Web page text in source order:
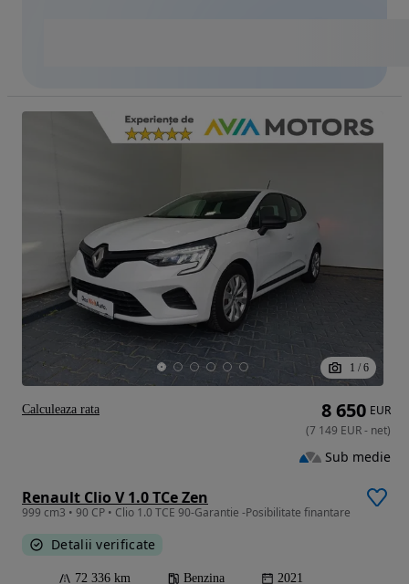
1 / 6
Renault Clio V 1.0 TCe Zen
999 cm3 • 90 CP • Clio 1.0 TCE 90-Garantie -Posibilitate finantare
Detalii verificate
72 336 km Benzina 2021
8 650 EUR
(7 149 EUR- net)
Sub medie
Calculeaza rata